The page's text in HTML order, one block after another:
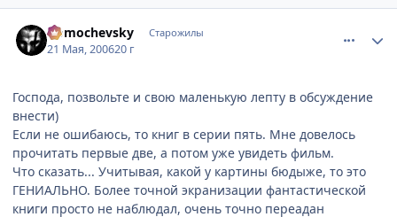
Domochevsky Старожилы
21 Мая, 200620 г
Господа, позвольте и свою маленькую лепту в обсуждение
внести)
Если не ошибаюсь, то книг в серии пять. Мне довелось
прочитать первые две, а потом уже увидеть фильм.
Что сказать... Учитывая, какой у картины бюдыже, то это
ГЕНИАЛЬНО. Более точной экранизации фантастической
книги просто не наблюдал, очень точно переадан